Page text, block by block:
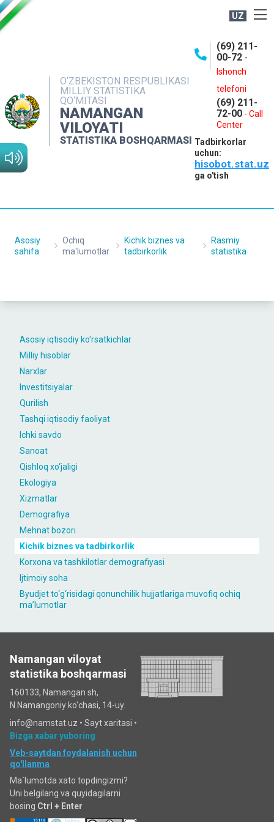
UZ
O‘ZBEKISTON RESPUBLIKASI
MILLIY STATISTIKA
QO‘MITASI
NAMANGAN
VILOYATI
STATISTIKA BOSHQARMASI
(69) 211-
00-72 -
Ishonch
telefoni
(69) 211-
72-00 - Call
Center
Tadbirkorlar
uchun:
hisobot.stat.uz
ga o'tish
NASHRLAR
INTERAKTIV XIZMATLAR
MATBUOT XIZMATI
MUROJAATLAR
Asosiy iqtisodiy ko'rsatkichlar
Milliy hisoblar
Narxlar
Investitsiyalar
Qurilish
Tashqi iqtisodiy faoliyat
Ichki savdo
Sanoat
Qishloq xo‘jaligi
Ekologiya
Xizmatlar
Demografiya
Mehnat bozori
Kichik biznes va tadbirkorlik
Korxona va tashkilotlar demografiyasi
Ijtimoiy soha
Byudjet to‘g‘risidagi qonunchilik hujjatlariga muvofiq ochiq
maʼlumotlar
Asosiy
sahifa
Ochiq
ma'lumotlar
Kichik biznes va
tadbirkorlik
Rasmiy
statistika
Namangan viloyat
statistika boshqarmasi
160133, Namangan sh,
N.Namangoniy ko'chasi, 14-uy.
info@namstat.uz • Sayt xaritasi •
Bizga xabar yuboring
Veb-saytdan foydalanish uchun
qo'llanma
Ma`lumotda xato topdingizmi?
Uni belgilang va quyidagilarni
bosing Ctrl + Enter